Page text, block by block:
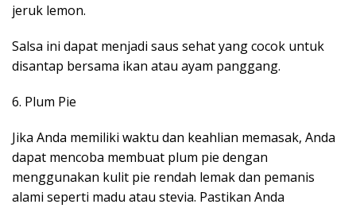
jeruk lemon.
Salsa ini dapat menjadi saus sehat yang cocok untuk
disantap bersama ikan atau ayam panggang.
6. Plum Pie
Jika Anda memiliki waktu dan keahlian memasak, Anda
dapat mencoba membuat plum pie dengan
menggunakan kulit pie rendah lemak dan pemanis
alami seperti madu atau stevia. Pastikan Anda